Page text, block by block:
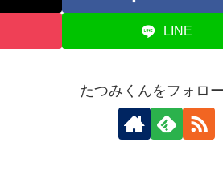
LINE
たつみくんをフォロ